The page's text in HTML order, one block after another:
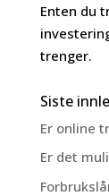
Enten du
trenger.
Siste
Er online
Er det